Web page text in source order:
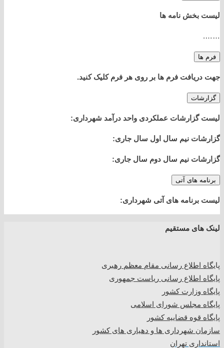
لیست بخش نامه ها
…….
فرم ها
جهت دریافت فرم ها بر روی هر فرم کلیک کنید.
گزارشات
لیست گزارشات عملکردی واحد درآمد شهرداری:
گزارشات نیم سال اول سال جاری:
گزارشات نیم سال دوم سال جاری:
برنامه های آتی
لیست برنامه های آتی شهرداری:
لینک های مستقیم
پایگاه اطلاع رسانی مقام معظم رهبری
پایگاه اطلاع رسانی ریاست جمهوری
پایگاه وزارت کشور
پایگاه مجلس شورای اسلامی
پایگاه قوه قضاییه کشور
سازمان شهرداری ها و دهیاری های کشور
استانداری تهران